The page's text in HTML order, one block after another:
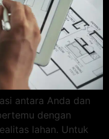
antara Anda dan
dengan
lahan. Untuk